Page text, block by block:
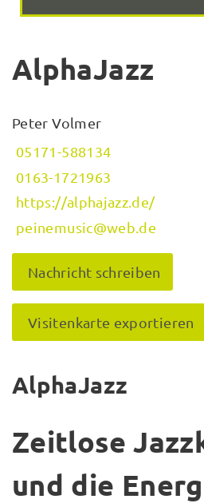
AlphaJazz
Peter Volmer
05171-588134
0163-1721963
https://alphajazz.de/
peinemusic@web.de
Nachricht schreiben
Visitenkarte exportieren
AlphaJazz
Zeitlose
und die